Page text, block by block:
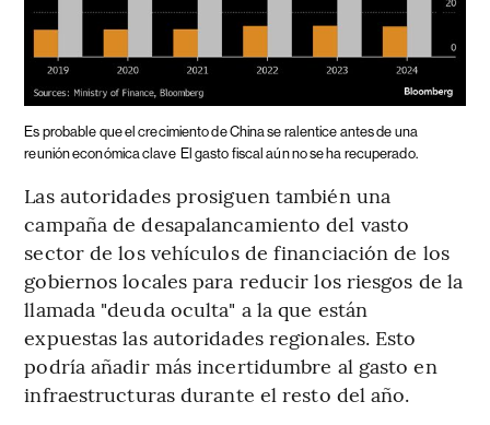
Es probable que el crecimiento de China se ralentice antes de una
reunión económica clave El gasto fiscal aún no se ha recuperado.
Las autoridades prosiguen también una
campaña de desapalancamiento del vasto
sector de los vehículos de financiación de los
gobiernos locales para reducir los riesgos de la
llamada "deuda oculta" a la que están
expuestas las autoridades regionales. Esto
podría añadir más incertidumbre al gasto en
infraestructuras durante el resto del año.